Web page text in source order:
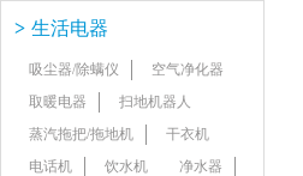
> 生活电器
吸尘器/除螨仪
空气净化器
取暖电器
扫地机器人
蒸汽拖把/拖地机
干衣机
电话机
饮水机
净水器